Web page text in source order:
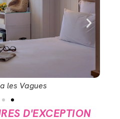
les Vagues
D'EXCEPTION